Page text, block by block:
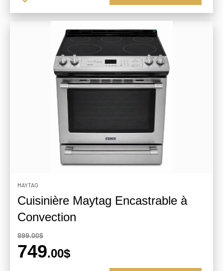
MAYTAG
Cuisinière Maytag Encastrable à
Convection
899.00$
749.00$